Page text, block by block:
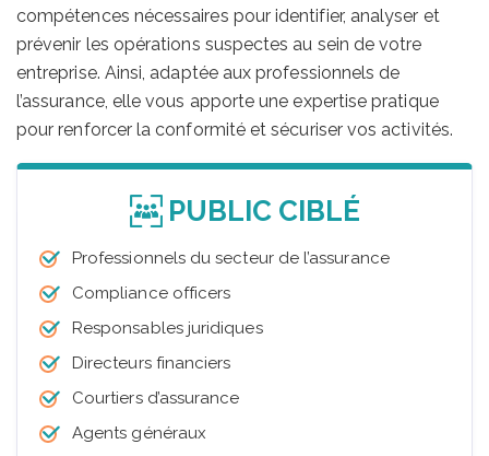
compétences nécessaires pour identifier, analyser et
prévenir les opérations suspectes au sein de votre
entreprise. Ainsi, adaptée aux professionnels de
l’assurance, elle vous apporte une expertise pratique
pour renforcer la conformité et sécuriser vos activités.
PUBLIC CIBLÉ
Professionnels du secteur de l’assurance
Compliance officers
Responsables juridiques
Directeurs financiers
Courtiers d’assurance
Agents généraux